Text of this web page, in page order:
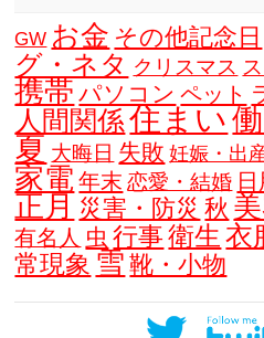
GW お金 その他記念日
グ・ネタ クリスマス
携帯 パソコン ペット
人間関係住まい
夏 大晦日 失敗 妊娠・出
家電 年末 恋愛・結婚
正月 災害・防災 秋
有名人 虫 行事 衛生 衣
常現象 雪 靴・小物